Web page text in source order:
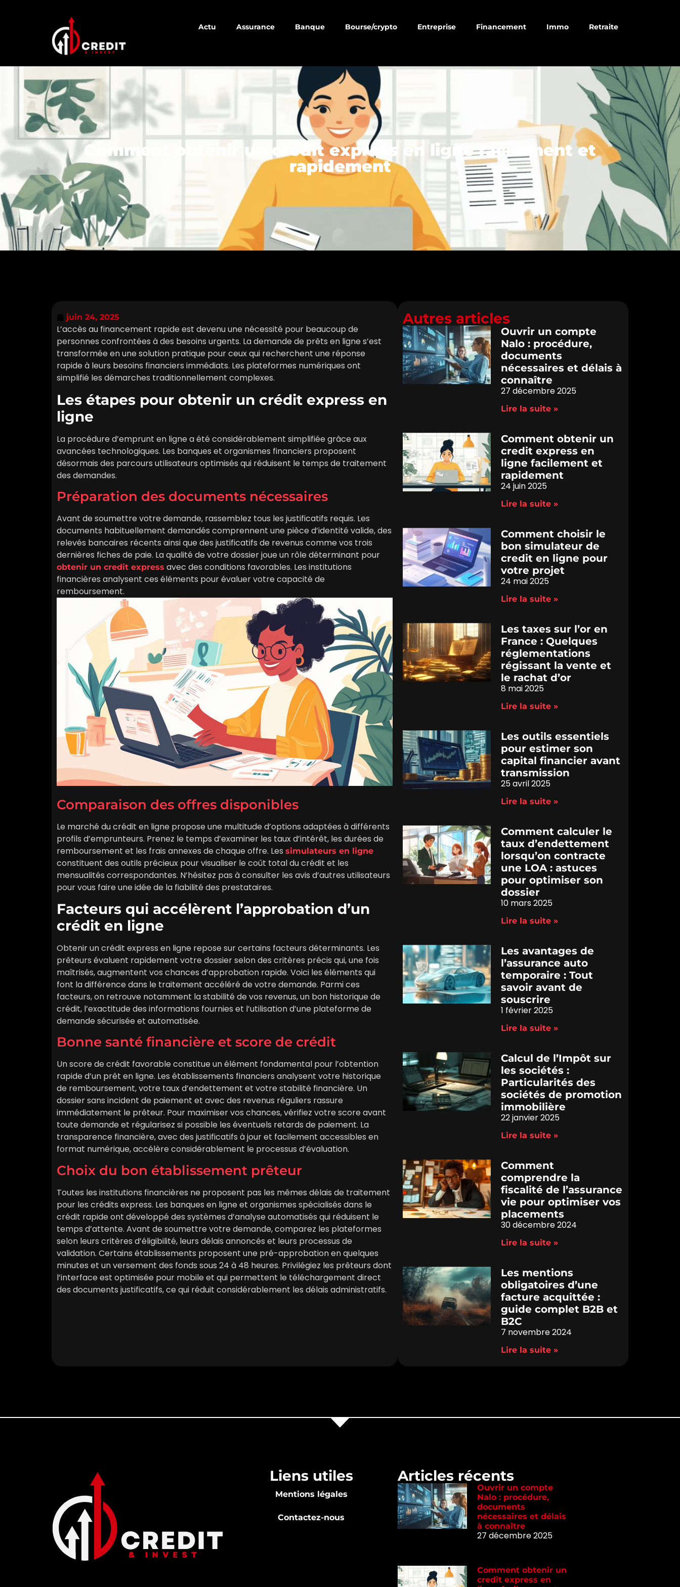
Actu Assurance Banque Bourse/crypto Entreprise Financement Immo Retraite
Comment obtenir un credit express en ligne facilement et
rapidement
juin 24, 2025
L’accès au financement rapide est devenu une nécessité pour beaucoup de
personnes confrontées à des besoins urgents. La demande de prêts en ligne s’est
transformée en une solution pratique pour ceux qui recherchent une réponse
rapide à leurs besoins financiers immédiats. Les plateformes numériques ont
simplifié les démarches traditionnellement complexes.
Les étapes pour obtenir un crédit express en
ligne
La procédure d’emprunt en ligne a été considérablement simplifiée grâce aux
avancées technologiques. Les banques et organismes financiers proposent
désormais des parcours utilisateurs optimisés qui réduisent le temps de traitement
des demandes.
Préparation des documents nécessaires
Avant de soumettre votre demande, rassemblez tous les justificatifs requis. Les
documents habituellement demandés comprennent une pièce d’identité valide, des
relevés bancaires récents ainsi que des justificatifs de revenus comme vos trois
dernières fiches de paie. La qualité de votre dossier joue un rôle déterminant pour
obtenir un credit express avec des conditions favorables. Les institutions
financières analysent ces éléments pour évaluer votre capacité de
remboursement.
Comparaison des offres disponibles
Le marché du crédit en ligne propose une multitude d’options adaptées à différents
profils d’emprunteurs. Prenez le temps d’examiner les taux d’intérêt, les durées de
remboursement et les frais annexes de chaque offre. Les simulateurs en ligne
constituent des outils précieux pour visualiser le coût total du crédit et les
mensualités correspondantes. N’hésitez pas à consulter les avis d’autres utilisateurs
pour vous faire une idée de la fiabilité des prestataires.
Facteurs qui accélèrent l’approbation d’un
crédit en ligne
Obtenir un crédit express en ligne repose sur certains facteurs déterminants. Les
prêteurs évaluent rapidement votre dossier selon des critères précis qui, une fois
maîtrisés, augmentent vos chances d’approbation rapide. Voici les éléments qui
font la différence dans le traitement accéléré de votre demande. Parmi ces
facteurs, on retrouve notamment la stabilité de vos revenus, un bon historique de
crédit, l’exactitude des informations fournies et l’utilisation d’une plateforme de
demande sécurisée et automatisée.
Bonne santé financière et score de crédit
Un score de crédit favorable constitue un élément fondamental pour l’obtention
rapide d’un prêt en ligne. Les établissements financiers analysent votre historique
de remboursement, votre taux d’endettement et votre stabilité financière. Un
dossier sans incident de paiement et avec des revenus réguliers rassure
immédiatement le prêteur. Pour maximiser vos chances, vérifiez votre score avant
toute demande et régularisez si possible les éventuels retards de paiement. La
transparence financière, avec des justificatifs à jour et facilement accessibles en
format numérique, accélère considérablement le processus d’évaluation.
Choix du bon établissement prêteur
Toutes les institutions financières ne proposent pas les mêmes délais de traitement
pour les crédits express. Les banques en ligne et organismes spécialisés dans le
crédit rapide ont développé des systèmes d’analyse automatisés qui réduisent le
temps d’attente. Avant de soumettre votre demande, comparez les plateformes
selon leurs critères d’éligibilité, leurs délais annoncés et leurs processus de
validation. Certains établissements proposent une pré-approbation en quelques
minutes et un versement des fonds sous 24 à 48 heures. Privilégiez les prêteurs dont
l’interface est optimisée pour mobile et qui permettent le téléchargement direct
des documents justificatifs, ce qui réduit considérablement les délais administratifs.
Autres articles
Ouvrir un compte
Nalo : procédure,
documents
nécessaires et délais à
connaître
27 décembre 2025
Lire la suite »
Comment obtenir un
credit express en
ligne facilement et
rapidement
24 juin 2025
Lire la suite »
Comment choisir le
bon simulateur de
credit en ligne pour
votre projet
24 mai 2025
Lire la suite »
Les taxes sur l’or en
France : Quelques
réglementations
régissant la vente et
le rachat d’or
8 mai 2025
Lire la suite »
Les outils essentiels
pour estimer son
capital financier avant
transmission
25 avril 2025
Lire la suite »
Comment calculer le
taux d’endettement
lorsqu’on contracte
une LOA : astuces
pour optimiser son
dossier
10 mars 2025
Lire la suite »
Les avantages de
l’assurance auto
temporaire : Tout
savoir avant de
souscrire
1 février 2025
Lire la suite »
Calcul de l’Impôt sur
les sociétés :
Particularités des
sociétés de promotion
immobilière
22 janvier 2025
Lire la suite »
Comment
comprendre la
fiscalité de l’assurance
vie pour optimiser vos
placements
30 décembre 2024
Lire la suite »
Les mentions
obligatoires d’une
facture acquittée :
guide complet B2B et
B2C
7 novembre 2024
Lire la suite »
Liens utiles
Mentions légales
Contactez-nous
Articles récents
Ouvrir un compte
Nalo : procédure,
documents
nécessaires et délais
à connaître
27 décembre 2025
Comment obtenir un
credit express en